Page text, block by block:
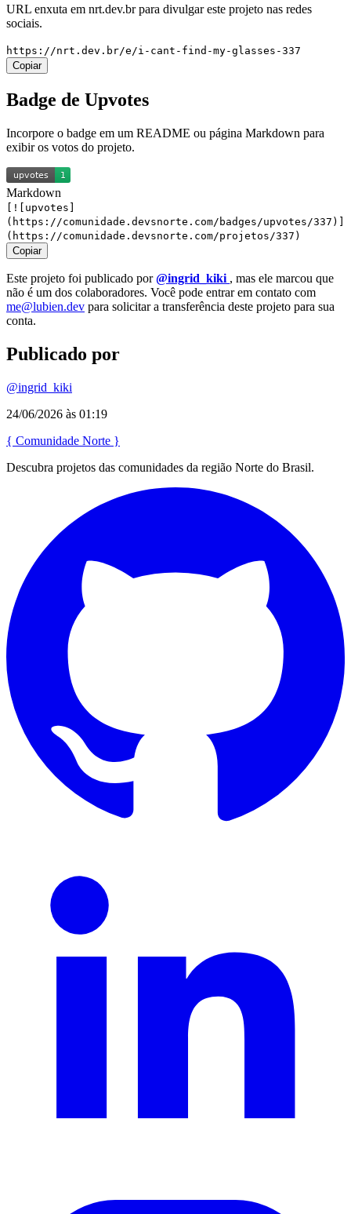
URL enxuta em nrt.dev.brpara divulgar este projeto nas redes
sociais.
https://nrt.dev.br/e/i-cant-find-my-glasses-337
Copiar
Badge de Upvotes
Incorpore o badge em um README ou página Markdown para
exibir os votos do projeto.
Markdown
[![upvotes]
(https://comunidade.devsnorte.com/badges/upvotes/337)]
(https://comunidade.devsnorte.com/projetos/337)
Copiar
Este projeto foi publicado por@ingrid_kiki , mas ele marcou que
não é um dos colaboradores. Você pode entrar em contato com
me@lubien.dev para solicitar a transferência deste projeto para sua
conta.
Publicado por
@ingrid_kiki
24/06/2026 às 01:19
{ Comunidade Norte }
Descubra projetos das comunidades da região Norte do Brasil.